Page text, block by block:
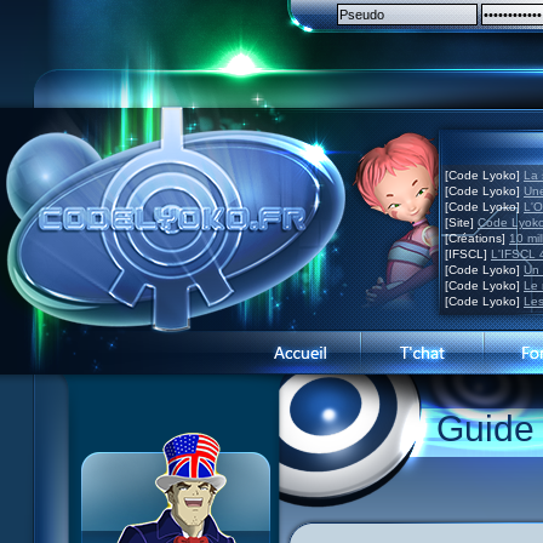
[Code Lyoko] La
[Code Lyoko]
[Code Lyoko]
[Site] Code
[Créations] 10
[IFSCL] L'IFSCL
[Code Lyoko] Un
[Code Lyoko] Le
[Code Lyoko]
6 Cruel dilemme
7 Problème d'image
10 Créature de rêve
11 Enragés